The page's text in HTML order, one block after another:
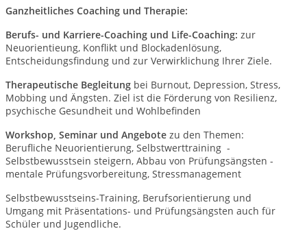
Ganzheitliches Coaching und Therapie:
Berufs- und Karriere-Coaching und Life-Coaching: zur
Neuorientieung, Konflikt und Blockadenlösung,
Entscheidungsfindung und zur Verwirklichung Ihrer Ziele.
Therapeutische Begleitung bei Burnout, Depression, Stress,
Mobbing und Ängsten. Ziel ist die Förderung von Resilienz,
psychische Gesundheit und Wohlbefinden
Workshop, Seminar und Angebote zu den Themen:
Berufliche Neuorientierung, Selbstwerttraining -
Selbstbewusstsein steigern, Abbau von Prüfungsängsten -
mentale Prüfungsvorbereitung, Stressmanagement
Selbstbewusstseins-Training, Berufsorientierung und
Umgang mit Präsentations- und Prüfungsängsten auch für
Schüler und Jugendliche.